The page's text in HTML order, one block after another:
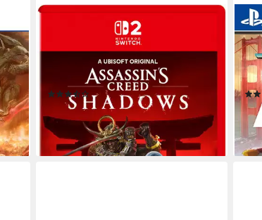
USK-Freigabe
ASSASSIN'S CREED SHADOWS
Nintendo Switch 2 Plattform
keine Jugendfreigabe (ab 18 Jahren)
Publisher
(4)
52,90 €
lieferbar - in 5-6 Werktagen bei dir
ab